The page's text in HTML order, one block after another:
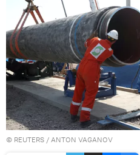
© REUTERS / ANTON VAGANOV